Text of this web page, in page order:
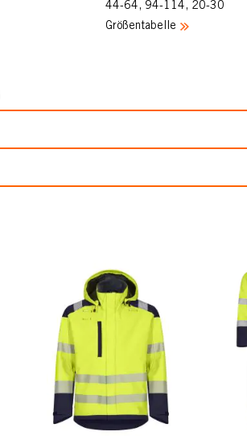
44-64, 94-114, 20-30
Größentabelle